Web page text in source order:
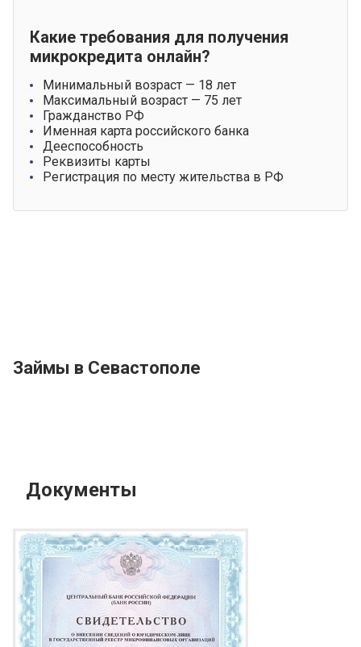
Какие требования для получения
микрокредита онлайн?
Минимальный возраст — 18 лет
Максимальный возраст — 75 лет
Гражданство РФ
Именная карта российского банка
Дееспособность
Реквизиты карты
Регистрация по месту жительства в РФ
Займы в Севастополе
Документы